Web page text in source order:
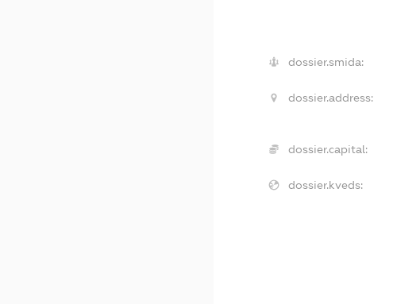
dossier.smida:
dossier.address:
dossier.capital:
dossier.kveds: